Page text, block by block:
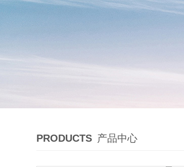
PRODUCTS 产品中心